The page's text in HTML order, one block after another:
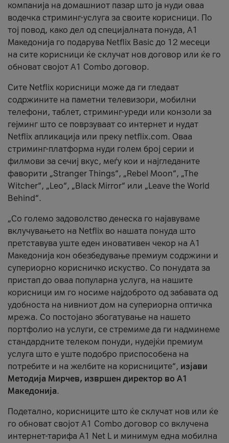
компанија на домашниот пазар што ја нуди оваа
водечка стриминг-услуга за своите корисници. По
тој повод, како дел од специјалната понуда, А1
Македонија го подарува Netflix Basic дo 12 месеци
на сите корисници ќе склучат нов договор или ќе го
обноват својот A1 Combo договор.
Сите Netflix корисници може да ги гледаат
содржините на паметни телевизори, мобилни
телефони, таблет, стриминг-уреди или конзоли за
гејминг што се поврзуваат со интернет и нудат
Netflix апликација или преку netflix.com. Оваа
стриминг-платформа нуди голем број серии и
филмови за сечиј вкус, меѓу кои и најгледаните
фаворити „Stranger Things“, „Rebel Moon“, „The
Witcher“, „Leo“, „Black Mirror“ или „Leave the World
Behind“.
„Со големо задоволство денеска го најавуваме
вклучувањето на Netflix во нашата понуда што
претставува уште еден иновативен чекор на А1
Македонија кон обезбедување премиум содржини и
супериорно корисничко искуство. Со понудата за
пристап до оваа популарна услуга, на нашите
корисници им го носиме најдоброто од забавата од
удобноста на нивниот дом на супериорна оптичка
мрежа. Со постојано збогатување на нашето
портфолио на услуги, се стремиме да ги надминеме
стандардните телеком понуди, нудејќи премиум
услуга што е уште подобро приспособена на
потребите и на желбите на корисниците“, изјави
Методија Мирчев, извршен директор во А1
Македонија.
Подетално, корисниците што ќе склучат нов или ќе
го обноват својот A1 Combo договор со вклучена
интернет-тарифа А1 Net L и минимум една мобилна